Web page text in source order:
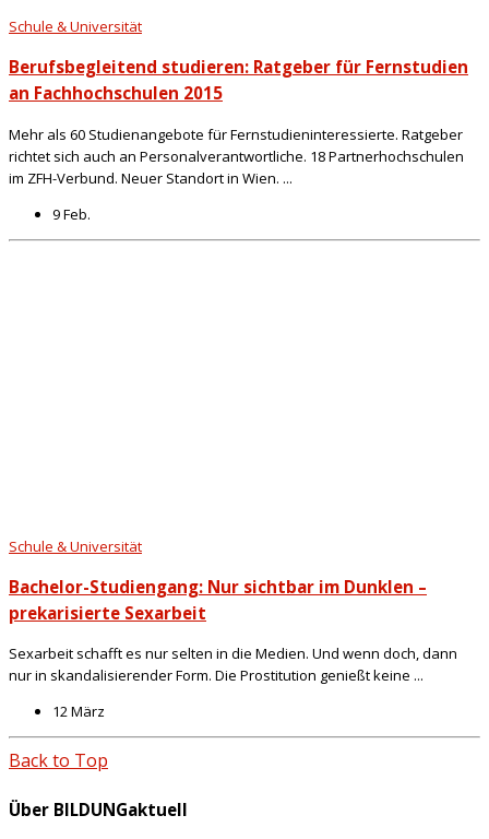
Schule & Universität
Berufsbegleitend studieren: Ratgeber für Fernstudien
an Fachhochschulen 2015
Mehr als 60 Studienangebote für Fernstudieninteressierte. Ratgeber
richtet sich auch an Personalverantwortliche. 18 Partnerhochschulen
im ZFH-Verbund. Neuer Standort in Wien. ...
9 Feb.
Schule & Universität
Bachelor-Studiengang: Nur sichtbar im Dunklen –
prekarisierte Sexarbeit
Sexarbeit schafft es nur selten in die Medien. Und wenn doch, dann
nur in skandalisierender Form. Die Prostitution genießt keine ...
12 März
Back to Top
Über BILDUNGaktuell